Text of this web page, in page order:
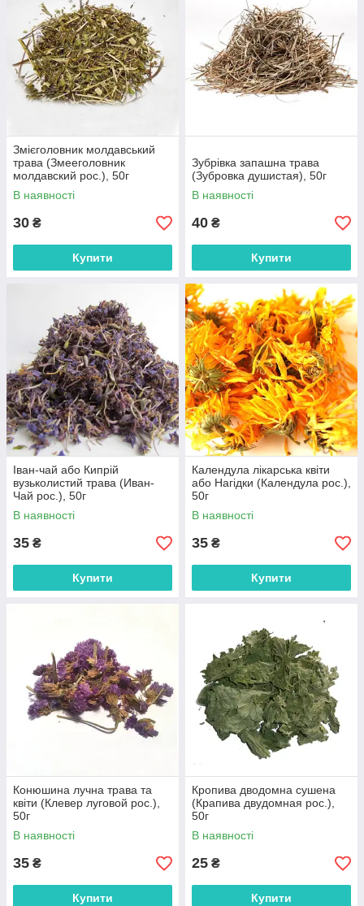
Змієголовник молдавський
трава (Змееголовник
молдавский рос.), 50г
В наявності
30 ₴
Купити
Зубрівка запашна трава
(Зубровка душистая), 50г
В наявності
40 ₴
Купити
Іван-чай або Кипрій
вузьколистий трава (Иван-
Чай рос.), 50г
В наявності
35 ₴
Купити
Календула лікарська квіти
або Нагідки (Календула рос.),
50г
В наявності
35 ₴
Купити
Конюшина лучна трава та
квіти (Клевер луговой рос.),
50г
В наявності
35 ₴
Купити
Кропива дводомна сушена
(Крапива двудомная рос.),
50г
В наявності
25 ₴
Купити